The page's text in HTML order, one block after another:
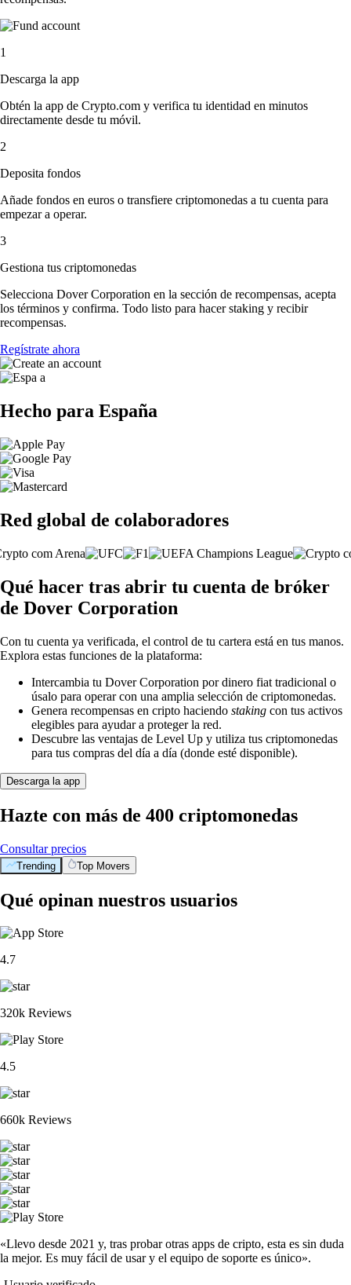
1
Descarga la app
Obtén la app de Crypto.com y verifica tu identidad en minutos
directamente desde tu móvil.
2
Deposita fondos
Añade fondos en euros o transfiere criptomonedas a tu cuenta para
empezar a operar.
3
Gestiona tus criptomonedas
Selecciona Dover Corporation en la sección de recompensas, acepta
los términos y confirma. Todo listo para hacer staking y recibir
recompensas.
Regístrate ahora
Hecho para España
Red global de colaboradores
Qué hacer tras abrir tu cuenta de bróker
de Dover Corporation
Con tu cuenta ya verificada, el control de tu cartera está en tus manos.
Explora estas funciones de la plataforma:
Intercambia tu Dover Corporation por dinero fiat tradicional o
úsalo para operar con una amplia selección de criptomonedas.
Genera recompensas en cripto haciendo staking con tus activos
elegibles para ayudar a proteger la red.
Descubre las ventajas de Level Up y utiliza tus criptomonedas
para tus compras del día a día (donde esté disponible).
Descarga la app
Hazte con más de 400 criptomonedas
Consultar precios
Trending Top Movers
Qué opinan nuestros usuarios
4.7
320k Reviews
4.5
660k Reviews
«Llevo desde 2021 y, tras probar otras apps de cripto, esta es sin duda
la mejor. Es muy fácil de usar y el equipo de soporte es único».